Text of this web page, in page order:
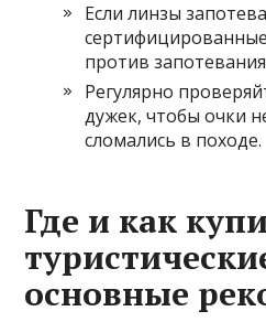
Если линзы
против
Регулярно
дужек, чтобы очки
сломались в походе.
Где и как
основные